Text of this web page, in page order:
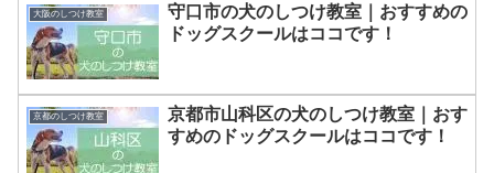
大阪のしつけ教室
守口市の犬のしつけ教室｜おすすめの
ドッグスクールはココです！
京都のしつけ教室
京都市山科区の犬のしつけ教室｜おす
すめのドッグスクールはココです！